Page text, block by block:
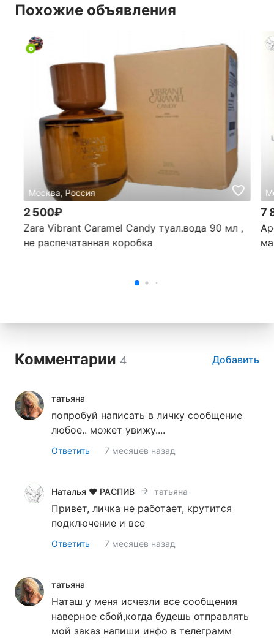
Похожие объявления
Москва, Россия
2 500₽
Zara Vibrant Caramel Candy туал.вода 90 мл ,
не распечатанная коробка
7
Комментарии 4 Добавить
татьяна
попробуй написать в личку сообщение
любое.. может увижу....
Ответить 7 месяцев назад
Наталья ♥ РАСПИВ селективной парфюмерии ♥
татьяна
Привет, личка не работает, крутится
подключение и все
Ответить 7 месяцев назад
татьяна
Наташ у меня исчезли все сообщения
наверное сбой,когда будешь отправлять
мой заказ напиши инфо в телеграмм